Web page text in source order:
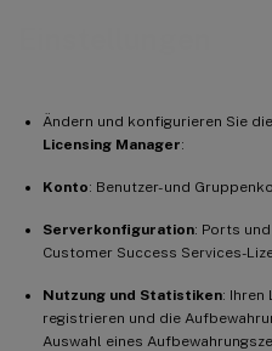
Ändern und konfigurieren Sie
Licensing Manager:
Konto: Benutzer- und
Serverkonfiguration: Ports
Customer Success Services-
Nutzung und Statistiken: Ihren
registrieren und die
Auswahl eines